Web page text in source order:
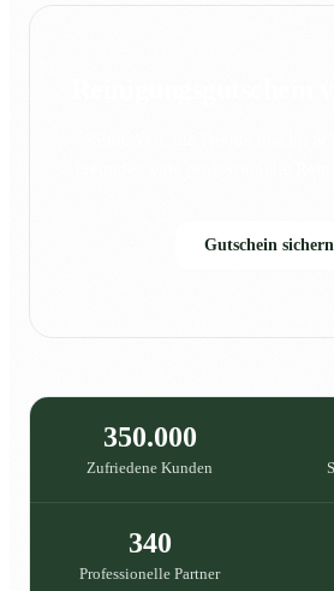
Gutschein sichern
350.000
Zufriedene Kunden
340
Professionelle Partner